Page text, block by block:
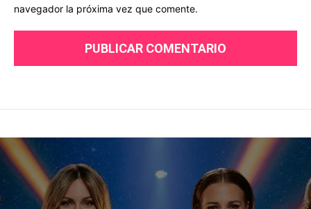
navegador la próxima vez que comente.